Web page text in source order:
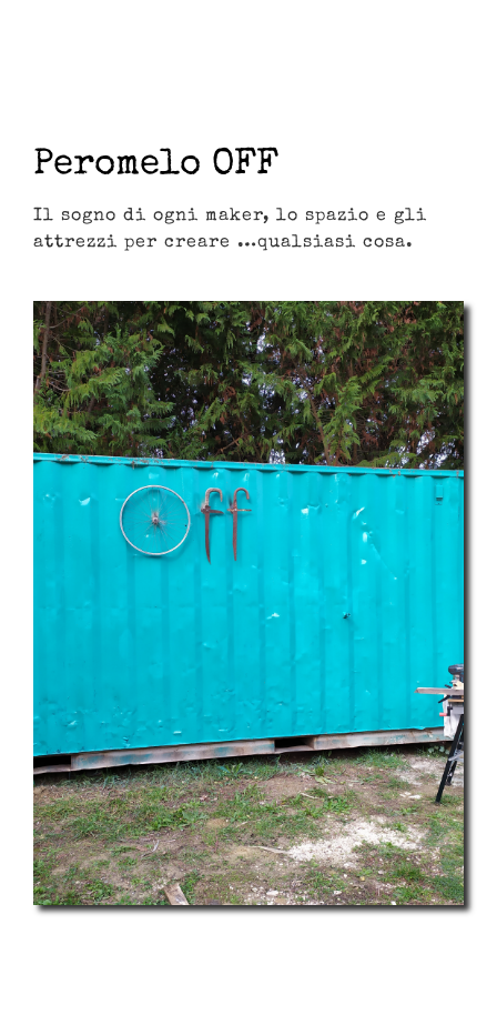
Peromelo OFF
Il sogno di ogni maker, lo spazio e gli
attrezzi per creare …qualsiasi cosa.